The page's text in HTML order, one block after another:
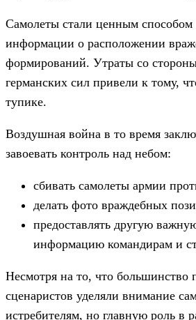
Самолеты стали ценным способом
информации о расположении
формирований. Утраты со
германских сил привели к тому,
тупике.
Воздушная война в то время
завоевать контроль над небом:
сбивать самолеты армии
делать фото враждебных
предоставлять другую
информацию командирам и
Несмотря на то, что большинство
сценаристов уделяли внимание
истребителям, но главную роль в